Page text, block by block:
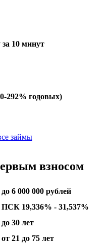
10 минут
292% годовых)
займы
взносом
до 6 000 000 рублей
ПСК 19,336% - 31,537%
до 30 лет
от 21 до 75 лет